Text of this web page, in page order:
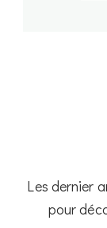
Les dernier
pour